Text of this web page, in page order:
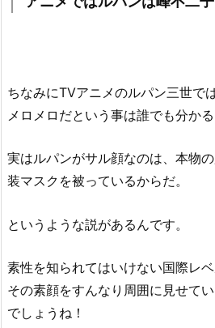
ちなみにTVアニメのルパン三世で
メロメロだという事は誰でも分か
実はルパンがサル顔なのは、本物
装マスクを被っているからだ。
というような説があるんです。
素性を知られてはいけない国際レベ
その素顔をすんなり周囲に見せて
でしょうね！